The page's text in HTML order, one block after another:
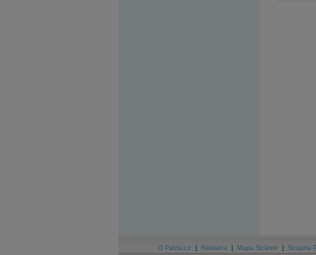
O Patria.cz Reklama Mapa Stránek Skupina